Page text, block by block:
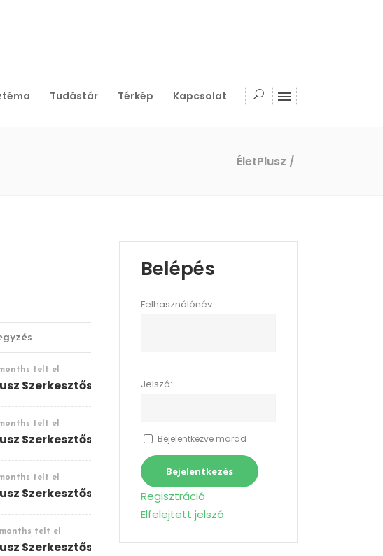
Tudástár Térkép Kapcsolat
ÉletPlusz /
telt el
Szerkesztőség
telt el
Szerkesztőség
telt el
Szerkesztőség
telt el
Szerkesztőség
Belépés
Felhasználónév:
Jelszó:
Bejelentkezve marad
Bejelentkezés
Regisztráció
Elfelejtett jelszó